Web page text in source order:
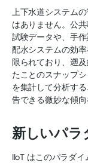
上下水道システム
はありません。公
試験データや、手
配水システムの効
限られており、遡
たことのスナップ
を集計して分析す
告できる微妙な傾向
新しいパラ
IIoT はこのパラダ